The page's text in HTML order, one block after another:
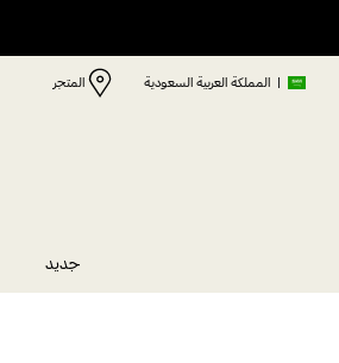
| المملكة العربية السعودية المتجر
جديد